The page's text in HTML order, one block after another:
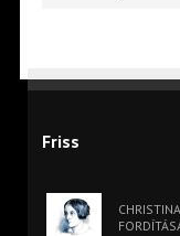
Friss